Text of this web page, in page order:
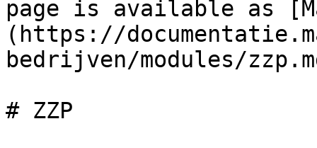
page is available as
(https://
bedrijven/modules/
# ZZP